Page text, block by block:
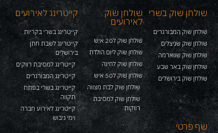
שולחן שוק בשרי
שולחן שוק המבורגרים
שולחן שוק שניצלים
שולחן שוק שווארמה
שולחן שוק באר שבע
שולחן שוק בירושלים
שולחן שוק
לאירועים
שולחן שוק ל20 איש
שולחן שוק ליום הולדת
שולחן שוק לחינה
שולחן שוק ל50 איש
שולחן שוק לבת מצווה
שולחן שוק למסיבת
רווקות
קייטרינג לאירועים
קייטרינג בשרי בקריות
קייטרינג לשבת חתן
בירושלים
קייטרינג למסיבת רווקים
קייטרינג המבורגרים
קייטרינג בשרי בפתח
תקווה
קייטרינג לאירוע חברה
וימי גיבוש
שף פרטי